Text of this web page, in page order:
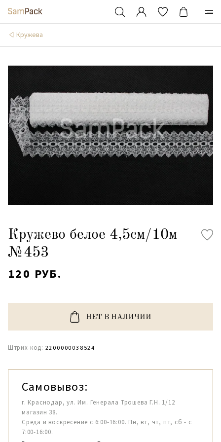
Кружева
Кружево белое 4,5см/10м
№453
120 РУБ.
НЕТ В НАЛИЧИИ
Штрих-код: 2200000038524
Самовывоз:
г. Краснодар, ул. Им. Генерала Трошева Г.Н. 1/12
магазин 38.
Среда и воскресение с 6:00-16:00. Пн, вт, чт, пт, сб - с
7:00-16:00.